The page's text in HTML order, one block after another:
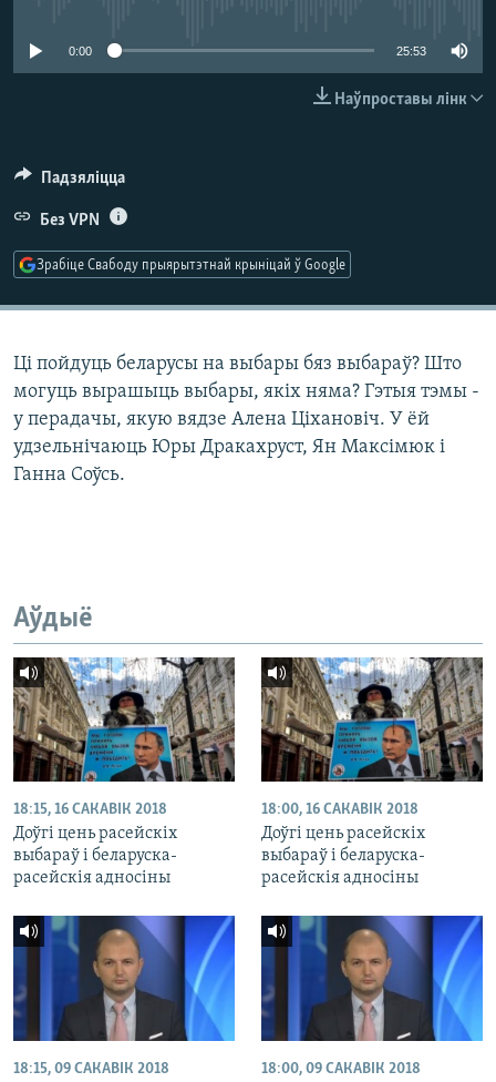
КАЛЯНДАР
НА ХВАЛЯХ СВАБОДЫ
0:00 25:53
Наўпроставы лінк
Падзяліцца
Без VPN
Зрабіце Свабоду прыярытэтнай крыніцай ў Google
Ці пойдуць беларусы на выбары бяз выбараў? Што
могуць вырашыць выбары, якіх няма? Гэтыя тэмы -
у перадачы, якую вядзе Алена Ціхановіч. У ёй
удзельнічаюць Юры Дракахруст, Ян Максімюк і
Ганна Соўсь.
Аўдыё
18:15, 16 САКАВІК 2018
Доўгі цень расейскіх
выбараў і беларуска-
расейскія адносіны
18:00, 16 САКАВІК 2018
Доўгі цень расейскіх
выбараў і беларуска-
расейскія адносіны
18:15, 09 САКАВІК 2018 18:00, 09 САКАВІК 2018